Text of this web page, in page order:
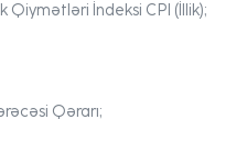
Qiymətləri İndeksi CPI (İllik);
Qərarı;